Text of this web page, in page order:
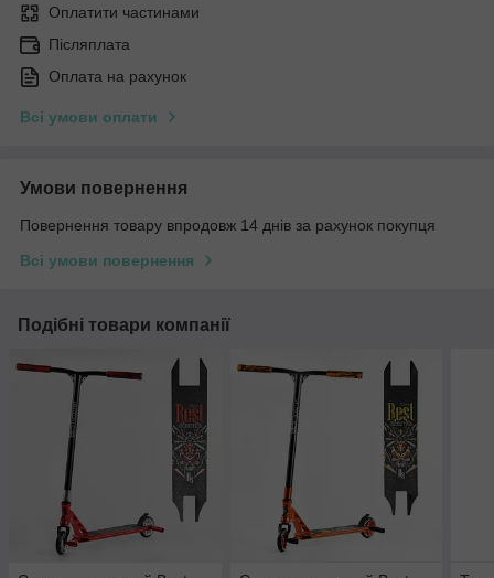
Оплатити частинами
Післяплата
Оплата на рахунок
Всі умови оплати
Умови повернення
Повернення товару впродовж 14 днів за рахунок покупця
Всі умови повернення
Подібні товари компанії